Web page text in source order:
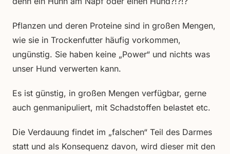
Pflanzen und deren Proteine sind in großen Mengen,
wie sie in Trockenfutter häufig vorkommen,
ungünstig. Sie haben keine „Power“ und nichts was
unser Hund verwerten kann.
Es ist günstig, in großen Mengen verfügbar, gerne
auch genmanipuliert, mit Schadstoffen belastet etc.
Die Verdauung findet im „falschen“ Teil des Darmes
statt und als Konsequenz davon, wird dieser mit den